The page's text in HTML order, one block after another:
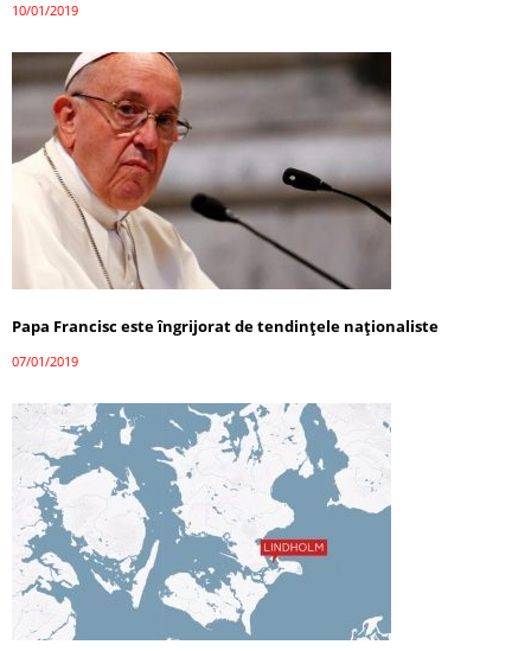
10/01/2019
Papa Francisc este îngrijorat de tendințele naționaliste
07/01/2019